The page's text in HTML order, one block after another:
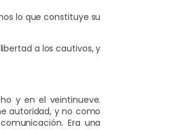
lo que constituye su
a los cautivos, y
y en el veintinueve.
autoridad, y no como
Era una